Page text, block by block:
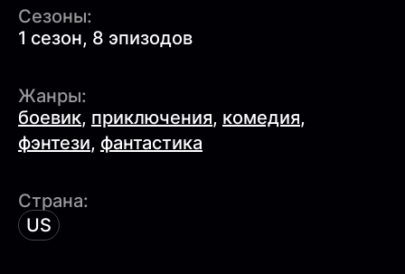
Сезоны:
1 сезон, 8 эпизодов
Жанры:
боевик, приключения, комедия,
фэнтези, фантастика
Страна:
US